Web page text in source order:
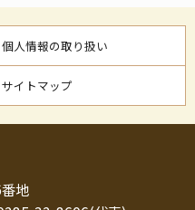
個人情報の取り扱い
サイトマップ
地